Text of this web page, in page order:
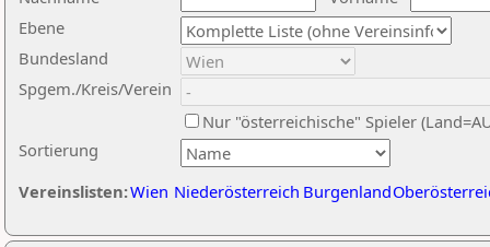
Ebene
Sortierung
Bundesland
Spgem./Kreis/Verein
Nur "österreichische" Spieler
Vereinslisten:Wien Niederösterreich Burgenland